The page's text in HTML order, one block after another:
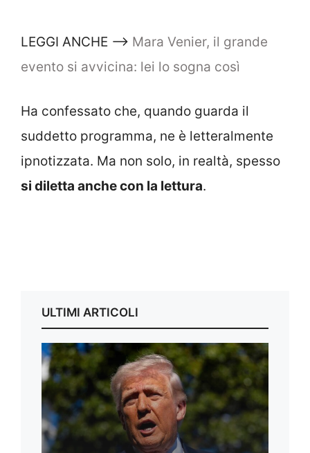
LEGGI ANCHE –> Mara Venier, il grande
evento si avvicina: lei lo sogna così
Ha confessato che, quando guarda il
suddetto programma, ne è letteralmente
ipnotizzata. Ma non solo, in realtà, spesso
si diletta anche con la lettura.
ULTIMI ARTICOLI